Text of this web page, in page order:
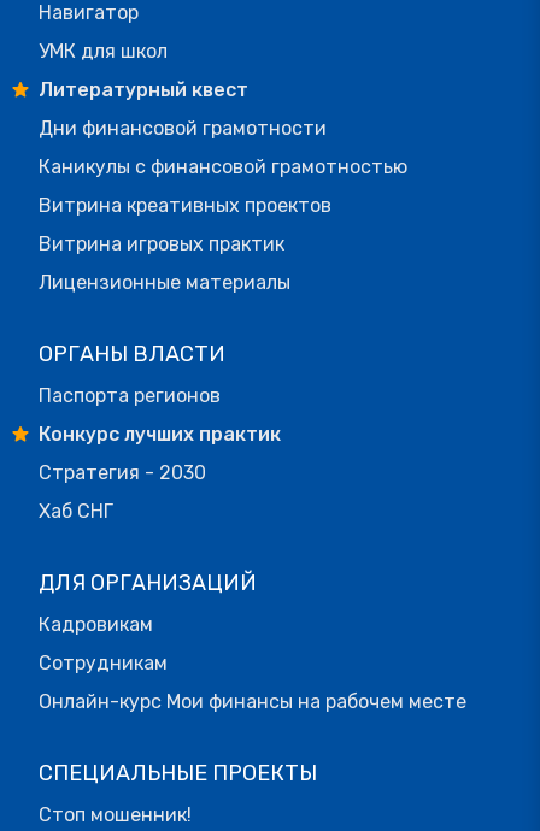
Навигатор
УМК для школ
Литературный квест
Дни финансовой грамотности
Каникулы с финансовой грамотностью
Витрина креативных проектов
Витрина игровых практик
Лицензионные материалы
ОРГАНЫ ВЛАСТИ
Паспорта регионов
Конкурс лучших практик
Стратегия - 2030
Хаб СНГ
ДЛЯ ОРГАНИЗАЦИЙ
Кадровикам
Сотрудникам
Онлайн-курс Мои финансы на рабочем месте
СПЕЦИАЛЬНЫЕ ПРОЕКТЫ
Стоп мошенник!